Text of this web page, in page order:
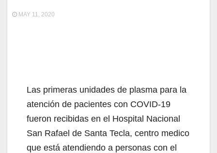
MAY 11, 2020
Las primeras unidades de plasma para la
atención de pacientes con COVID-19
fueron recibidas en el Hospital Nacional
San Rafael de Santa Tecla, centro medico
que está atendiendo a personas con el